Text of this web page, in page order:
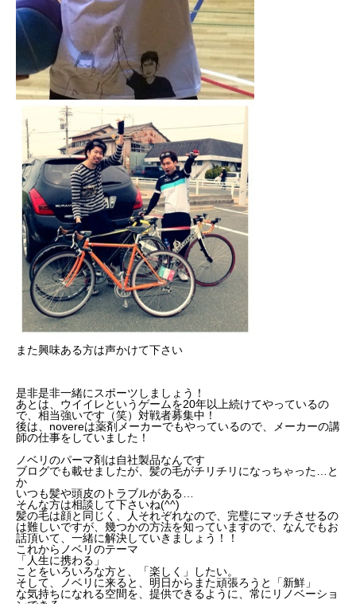
また興味ある方は声かけて下さい
是非是非一緒にスポーツしましょう！
あとは、ウイイレというゲームを20年以上続けてやっているの
で、相当強いです（笑）対戦者募集中！
後は、novereは薬剤メーカーでもやっているので、メーカーの講
師の仕事をしていました！
ノベリのパーマ剤は自社製品なんです
ブログでも載せましたが、髪の毛がチリチリになっちゃった…と
か
いつも髪や頭皮のトラブルがある…
そんな方は相談して下さいね(^^)
髪の毛は顔と同じく、人それぞれなので、完璧にマッチさせるの
は難しいですが、幾つかの方法を知っていますので、なんでもお
話頂いて、一緒に解決していきましょう！！
これからノベリのテーマ
「人生に携わる」
ことをいろいろな方と、「楽しく」したい。
そして、ノベリに来ると、明日からまた頑張ろうと「新鮮」
な気持ちになれる空間を、提供できるように、常にリノベーショ